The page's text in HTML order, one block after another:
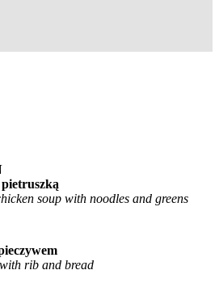
soup with noodles and greens
rib and bread